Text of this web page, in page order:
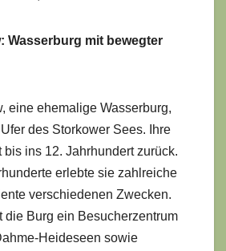
Wasserburg mit bewegter
eine ehemalige Wasserburg,
des Storkower Sees. Ihre
bis ins 12. Jahrhundert zurück.
erlebte sie zahlreiche
verschiedenen Zwecken.
die Burg ein Besucherzentrum
Heideseen sowie